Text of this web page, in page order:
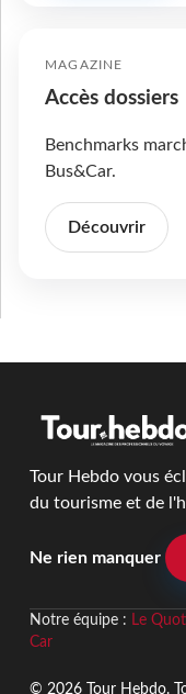
MAGAZINE
Accès dossiers
Benchmarks
Bus&Car.
Découvrir
Tour Hebdo vous
du tourisme et de
Ne rien manquer
Notre équipe : Le
Car
© 2026 Tour Hebdo.